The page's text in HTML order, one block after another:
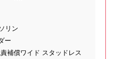
リン
ー
補償ワイド スタッドレス